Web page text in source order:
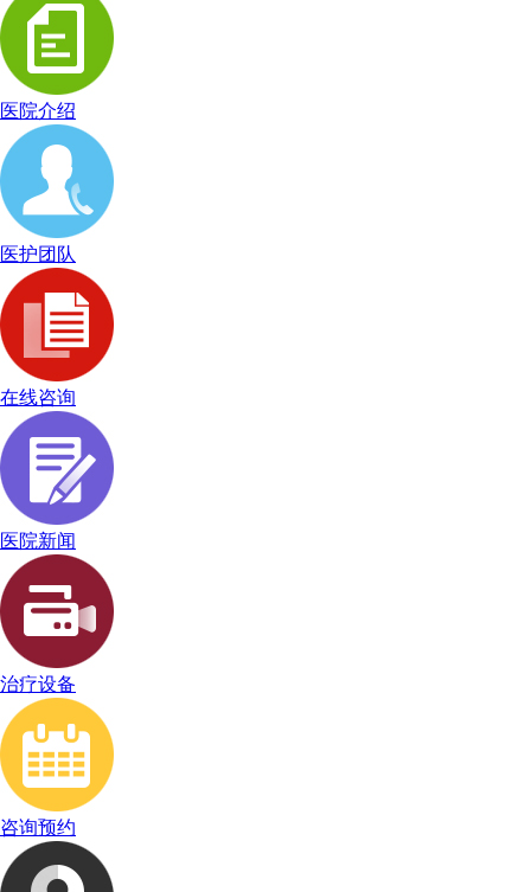
医院介绍
医护团队
在线咨询
医院新闻
治疗设备
咨询预约